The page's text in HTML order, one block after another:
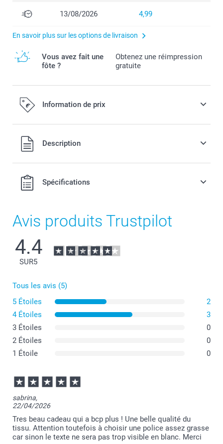
13/08/2026 4,99
En savoir plus sur les options de livraison
Vous avez fait une
fôte ?
Obtenez une réimpression
gratuite
Information de prix
Tous les prix sont en EURO (€), TVA incluse et hors frais de
port.
Description
Spécifications
Avis produits Trustpilot
4.4
SUR5
Tous les avis (5)
5 Étoiles
2
4 Étoiles
3
3 Étoiles
0
2 Étoiles
0
1 Étoile
0
sabrina,
22/04/2026
Tres beau cadeau qui a bcp plus ! Une belle qualité du
tissu. Attention toutefois à choisir une police assez grasse
car sinon le texte ne sera pas trop visible en blanc. Merci